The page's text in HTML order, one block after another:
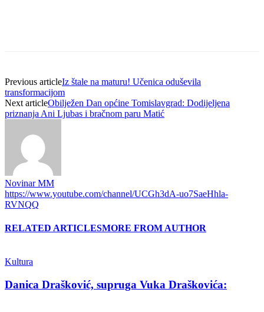
Previous articleIz štale na maturu! Učenica oduševila
transformacijom
Next articleObilježen Dan općine Tomislavgrad: Dodijeljena
priznanja Ani Ljubas i bračnom paru Matić
Novinar MM
https://www.youtube.com/channel/UCGh3dA-uo7SaeHhla-
RVNQQ
RELATED ARTICLESMORE FROM AUTHOR
Kultura
Danica Drašković, supruga Vuka Draškovića: